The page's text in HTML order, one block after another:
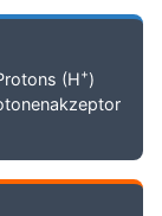
(H+)